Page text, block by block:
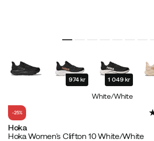
974 kr 1 049 kr
White/White
-25%
Hoka
Hoka Women's Clifton 10 White/White